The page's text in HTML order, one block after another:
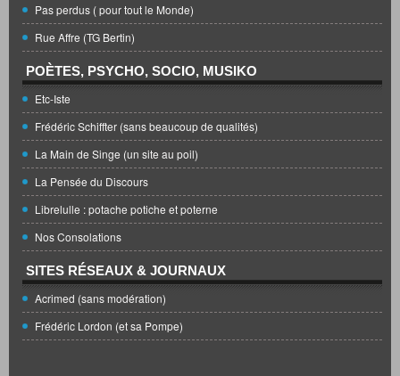
Pas perdus ( pour tout le Monde)
Rue Affre (TG Bertin)
POÈTES, PSYCHO, SOCIO, MUSIKO
Etc-Iste
Frédéric Schiffter (sans beaucoup de qualités)
La Main de Singe (un site au poil)
La Pensée du Discours
Librelulle : potache potiche et poterne
Nos Consolations
SITES RÉSEAUX & JOURNAUX
Acrimed (sans modération)
Frédéric Lordon (et sa Pompe)